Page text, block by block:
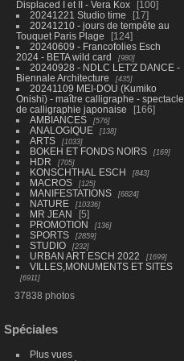
Displaced I et II - Vera Kox
100
20241221 Studio time
17
20241210 - jours de tempête au
Touquet Paris Plage
124
20240609 - Francofolies Esch
2024 - BETA wild card
980
20240928 - NDLC LET'Z DANCE -
Biennale Architecture
435
20241109 MEI-DOU (Kumiko
Onishi) - maître calligraphe - spectacle
de calligraphie japonaise
166
AMBIANCES
576
ANALOGIQUE 138
ARTS 1033
BOKEH ET FONDS NOIRS 169
HDR 705
KONSCHTHAL ESCH 843
MACROS 125
MANIFESTATIONS 6824
NATURE 10336
MR JEAN
5
PROMOTION
136
SPORTS 2859
STUDIO 232
URBAN ART ESCH 2022 1699
VILLES,MONUMENTS ET SITES
6911
37838 photos
Spéciales
Plus vues